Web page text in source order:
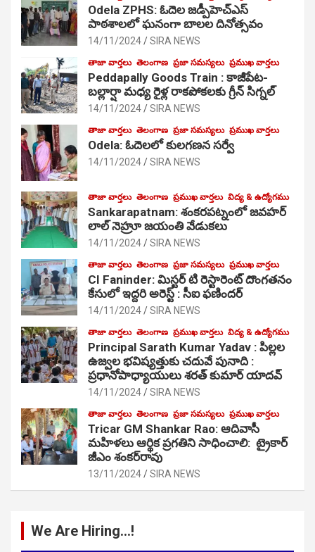
Odela ZPHS: ఓదెల జ‌డ్పీహెచ్ఎస్
పాఠ‌శాల‌లో ఘనంగా బాలల దినోత్సవం
14/11/2024 SIRA NEWS
తాజా వార్తలు తెలంగాణ ప్రజా సమస్యలు ప్రముఖ వార్తలు
Peddapally Goods Train : కాజీపేట-
బల్లార్షా మధ్య రైళ్ల రాకపోకలకు గ్రీన్ సిగ్నల్
14/11/2024 SIRA NEWS
తాజా వార్తలు తెలంగాణ ప్రజా సమస్యలు ప్రముఖ వార్తలు
Odela: ఓదెలలో కులగణన సర్వే
14/11/2024 SIRA NEWS
తాజా వార్తలు తెలంగాణ ప్రముఖ వార్తలు విద్య & ఉద్యోగము
Sankarapatnam: శంకరపట్నంలో జవహర్
లాల్ నెహ్రూ జయంతి వేడుకలు
14/11/2024 SIRA NEWS
తాజా వార్తలు తెలంగాణ ప్రజా సమస్యలు ప్రముఖ వార్తలు
CI Faninder: మిస్టర్ టి రెస్టారెంట్ దొంగతనం
కేసులో ఇద్దరి అరెస్ట్ : సీఐ ఫణిందర్
14/11/2024 SIRA NEWS
తాజా వార్తలు తెలంగాణ ప్రముఖ వార్తలు విద్య & ఉద్యోగము
Principal Sarath Kumar Yadav : పిల్లల
ఉజ్వల భవిష్యత్తుకు చదువే పునాది :
ప్రధానోపాధ్యాయులు శరత్ కుమార్ యాదవ్
14/11/2024 SIRA NEWS
తాజా వార్తలు తెలంగాణ ప్రజా సమస్యలు ప్రముఖ వార్తలు
Tricar GM Shankar Rao: ఆదివాసీ
మహిళలు ఆర్థిక ప్రగతిని సాధించాలి: ట్రైకార్
జీఎం శంకర్‌రావు
13/11/2024 SIRA NEWS
We Are Hiring…!